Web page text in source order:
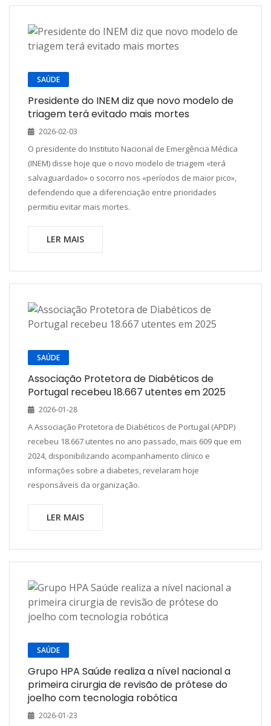
SAÚDE
Presidente do INEM diz que novo modelo de
triagem terá evitado mais mortes
2026-02-03
O presidente do Instituto Nacional de Emergência Médica
(INEM) disse hoje que o novo modelo de triagem «terá
salvaguardado» o socorro nos «períodos de maior pico»,
defendendo que a diferenciação entre prioridades
permitiu evitar mais mortes.
LER MAIS
SAÚDE
Associação Protetora de Diabéticos de
Portugal recebeu 18.667 utentes em 2025
2026-01-28
A Associação Protetora de Diabéticos de Portugal (APDP)
recebeu 18.667 utentes no ano passado, mais 609 que em
2024, disponibilizando acompanhamento clínico e
informações sobre a diabetes, revelaram hoje
responsáveis da organização.
LER MAIS
SAÚDE
Grupo HPA Saúde realiza a nível nacional a
primeira cirurgia de revisão de prótese do
joelho com tecnologia robótica
2026-01-23